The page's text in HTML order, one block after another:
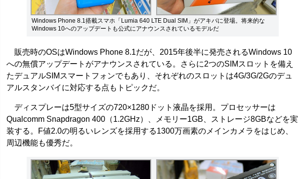
Windows Phone 8.1搭載スマホ「Lumia 640 LTE Dual SIM」がアキバに登場。将来的な
Windows 10へのアップデートも公式にアナウンスされているモデルだ
販売時のOSはWindows Phone 8.1だが、2015年後半に発売されるWindows 10
への無償アップデートがアナウンスされている。さらに2つのSIMスロットを備え
たデュアルSIMスマートフォンでもあり、それぞれのスロットは4G/3G/2Gのデュ
アルスタンバイに対応する点もトピックだ。
ディスプレーは5型サイズの720×1280ドット液晶を採用。プロセッサーは
Qualcomm Snapdragon 400（1.2GHz）、メモリー1GB、ストレージ8GBなどを実
装する。F値2.0の明るいレンズを採用する1300万画素のメインカメラをはじめ、
周辺機能も優秀だ。